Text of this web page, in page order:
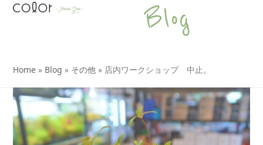
SkipOpen
Close
Blog
Home » Blog » その他 » 店内ワークショップ 中止。